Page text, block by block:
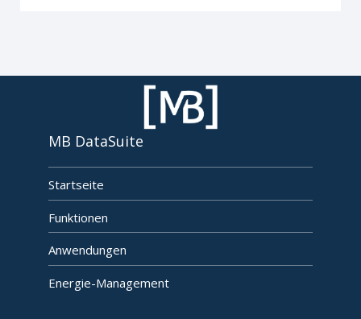
MB DataSuite
Startseite
Funktionen
Anwendungen
Energie-Management